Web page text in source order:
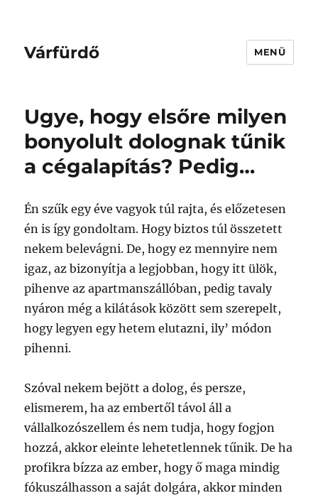
Várfürdő MENÜ
Ugye, hogy elsőre milyen
bonyolult dolognak tűnik
a cégalapítás? Pedig…
Én szűk egy éve vagyok túl rajta, és előzetesen
én is így gondoltam. Hogy biztos túl összetett
nekem belevágni. De, hogy ez mennyire nem
igaz, az bizonyítja a legjobban, hogy itt ülök,
pihenve az apartmanszállóban, pedig tavaly
nyáron még a kilátások között sem szerepelt,
hogy legyen egy hetem elutazni, ily’ módon
pihenni.
Szóval nekem bejött a dolog, és persze,
elismerem, ha az embertől távol áll a
vállalkozószellem és nem tudja, hogy fogjon
hozzá, akkor eleinte lehetetlennek tűnik. De ha
profikra bízza az ember, hogy ő maga mindig
fókuszálhasson a saját dolgára, akkor minden